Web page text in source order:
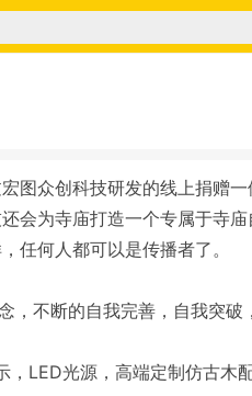
图众创科技研发的线上捐赠
会为寺庙打造一个专属于寺
任何人都可以是传播者了。
，不断的自我完善，自我突
LED光源，高端定制仿古